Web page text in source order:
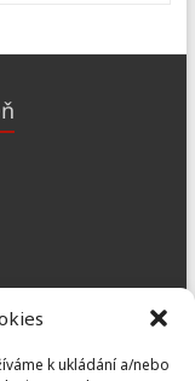
k ukládání a/nebo